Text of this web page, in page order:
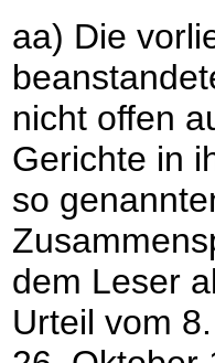
aa) Die
nicht offen
Gerichte in
so
dem Leser
Urteil vom